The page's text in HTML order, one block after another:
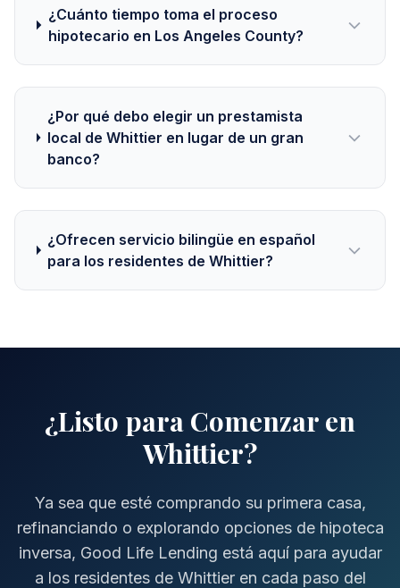
¿Cuánto tiempo toma el proceso
hipotecario en Los Angeles County?
¿Por qué debo elegir un prestamista
local de Whittier en lugar de un gran
banco?
¿Ofrecen servicio bilingüe en español
para los residentes de Whittier?
¿Listo para Comenzar en
Whittier?
Ya sea que esté comprando su primera casa,
refinanciando o explorando opciones de hipoteca
inversa, Good Life Lending está aquí para ayudar
a los residentes de Whittier en cada paso del